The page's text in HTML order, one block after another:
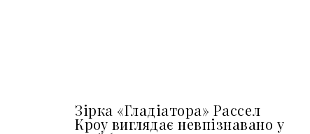
Зірка «Гладіатора» Рассел
Кроу виглядає невпізнавано у